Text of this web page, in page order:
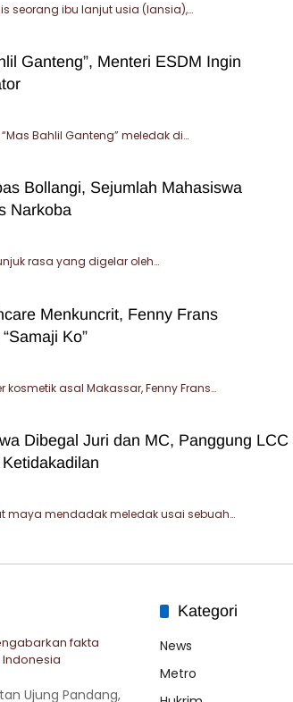
seorang ibu lanjut usia (lansia),…
Ganteng”, Menteri ESDM Ingin
Bahlil Ganteng” meledak di…
Bollangi, Sejumlah Mahasiswa
Narkoba
rasa yang digelar oleh…
Menkuncrit, Fenny Frans
Ko”
kosmetik asal Makassar, Fenny Frans…
Dibegal Juri dan MC, Panggung LCC
maya mendadak meledak usai sebuah…
fakta
Ujung Pandang,
Kategori
News
Metro